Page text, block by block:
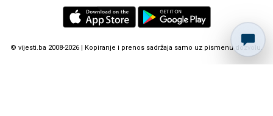
© vijesti.ba 2008-2026 | Kopiranje i prenos sadržaja samo uz pismenu dozvolu.